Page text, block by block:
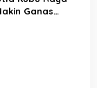
Ganas